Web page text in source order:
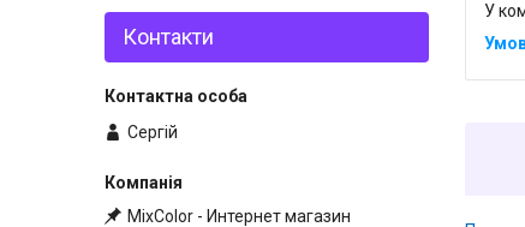
У
Контакти
Сергій
MixColor - Интернет магазин